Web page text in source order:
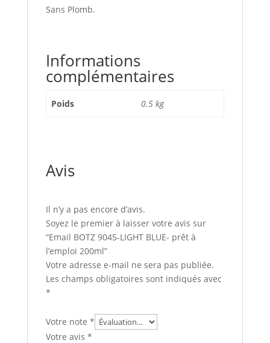
Sans Plomb.
Informations
complémentaires
Poids 0.5 kg
Avis
Il n’y a pas encore d’avis.
Soyez le premier à laisser votre avis sur
“Email BOTZ 9045-LIGHT BLUE- prêt à
l’emploi 200ml”
Votre adresse e-mail ne sera pas publiée.
Les champs obligatoires sont indiqués avec
*
Votre note *
Votre avis *